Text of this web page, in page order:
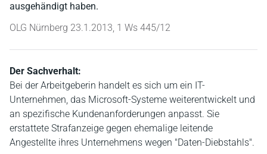
ausgehändigt haben.
OLG Nürnberg 23.1.2013, 1 Ws 445/12
Der Sachverhalt:
Bei der Arbeitgeberin handelt es sich um ein IT-
Unternehmen, das Microsoft-Systeme weiterentwickelt und
an spezifische Kundenanforderungen anpasst. Sie
erstattete Strafanzeige gegen ehemalige leitende
Angestellte ihres Unternehmens wegen "Daten-Diebstahls".